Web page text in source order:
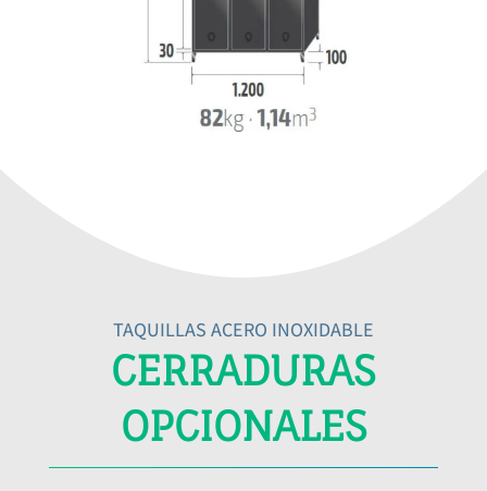
TAQUILLAS ACERO INOXIDABLE
CERRADURAS
OPCIONALES